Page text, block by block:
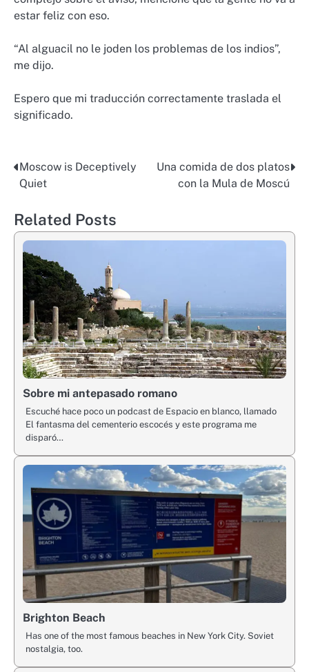
estar feliz con eso.
“Al alguacil no le joden los problemas de los indios”,
me dijo.
Espero que mi traducción correctamente traslada el
significado.
Post
Moscow is Deceptively
Quiet
Una comida de dos platos
con la Mula de Moscú
Related Posts
Sobre mi antepasado romano
Escuché hace poco un podcast de Espacio en blanco, llamado
El fantasma del cementerio escocés y este programa me
disparó…
Brighton Beach
Has one of the most famous beaches in New York City. Soviet
nostalgia, too.